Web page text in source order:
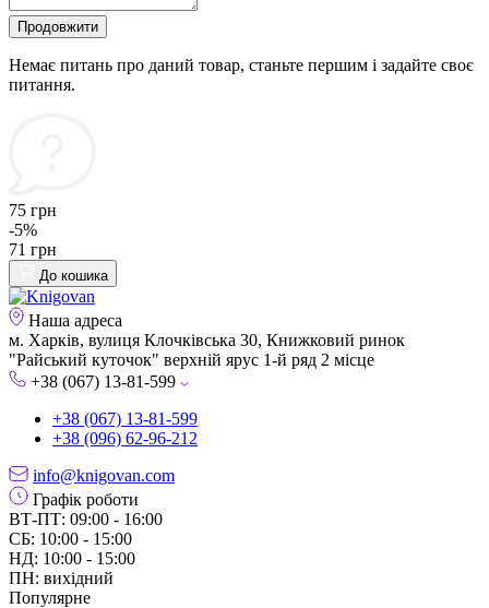
Продовжити
Немає питань про даний товар, станьте першим і задайте своє
питання.
75 грн
-5%
71 грн
До кошика
Наша адреса
м. Харків, вулиця Клочківська 30, Книжковий ринок
"Райський куточок" верхній ярус 1-й ряд 2 місце
+38 (067) 13-81-599
+38 (067) 13-81-599
+38 (096) 62-96-212
info@knigovan.com
Графік роботи
ВТ-ПТ: 09:00 - 16:00
СБ: 10:00 - 15:00
НД: 10:00 - 15:00
ПН: вихідний
Популярне